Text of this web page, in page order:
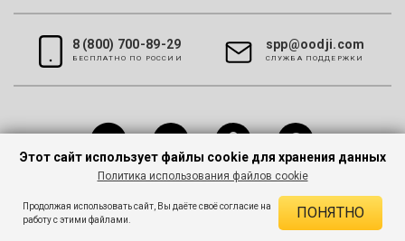
8 (800) 700-89-29
БЕСПЛАТНО ПО РОССИИ
spp@oodji.com
CЛУЖБА ПОДДЕРЖКИ
Этот сайт использует файлы cookie для хранения данных
Политика использования файлов cookie
Продолжая использовать сайт, Вы даёте своё согласие на
работу с этими файлами.
ПОНЯТНО